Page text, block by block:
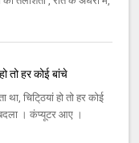
तो हर कोई बांचे
चिटि्‌ठयां हो तो हर कोई
बदला । कंप्‍यूटर आए ।